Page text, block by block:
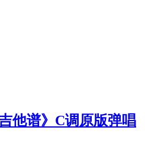
他谱》C调原版弹唱